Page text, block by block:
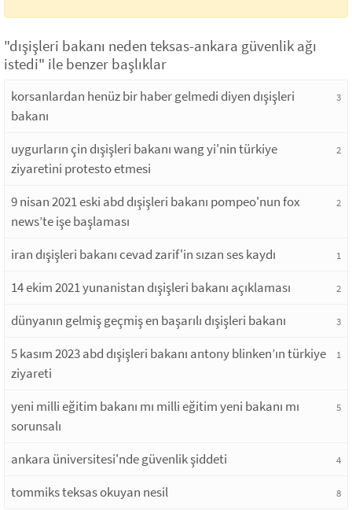
"dışişleri bakanı neden teksas-ankara güvenlik ağı
istedi" ile benzer başlıklar
korsanlardan henüz bir haber gelmedi diyen dışişleri
bakanı
3
uygurların çin dışişleri bakanı wang yi'nin türkiye
ziyaretini protesto etmesi
2
9 nisan 2021 eski abd dışişleri bakanı pompeo'nun fox
news’te işe başlaması
2
iran dışişleri bakanı cevad zarif'in sızan ses kaydı 1
14 ekim 2021 yunanistan dışişleri bakanı açıklaması 2
dünyanın gelmiş geçmiş en başarılı dışişleri bakanı 3
5 kasım 2023 abd dışişleri bakanı antony blinken’ın türkiye
ziyareti
1
yeni milli eğitim bakanı mı milli eğitim yeni bakanı mı
sorunsalı
5
ankara üniversitesi'nde güvenlik şiddeti 4
tommiks teksas okuyan nesil 8